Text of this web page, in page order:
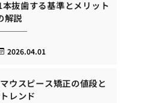
抜歯する基準とメリット
解説
2026.04.01
ウスピース矯正の値段と
レンド